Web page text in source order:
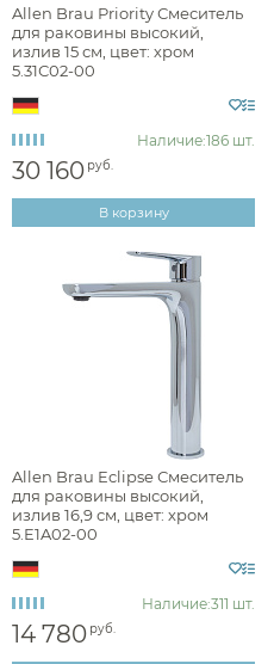
Allen Brau Priority Смеситель
для раковины высокий,
излив 15 см, цвет: хром
5.31С02-00
Наличие:186 шт.
30 160 руб.
В корзину
Allen Brau Eclipse Смеситель
для раковины высокий,
излив 16,9 см, цвет: хром
5.E1A02-00
Наличие:311 шт.
14 780 руб.